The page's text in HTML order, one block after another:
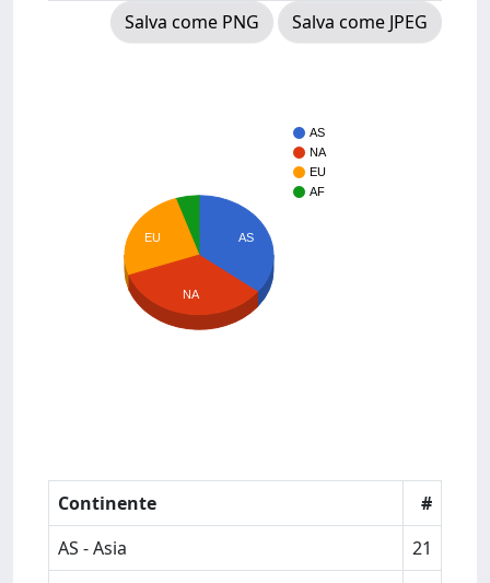
Salva come PNG
Salva come JPEG
AS
NA
EU
AF
AS
EU
NA
Continente
#
AS - Asia
21